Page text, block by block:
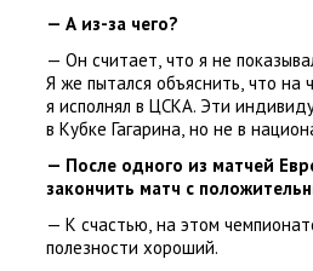
— А из-за чего?
— Он считает, что я не
Я же пытался объяснить, что на
я исполнял в ЦСКА. Эти
в Кубке Гагарина, но не в
— После одного из матчей
закончить матч с
— К счастью, на этом
полезности хороший.